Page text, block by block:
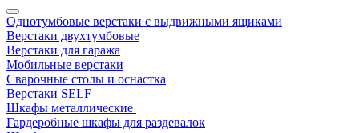
Однотумбовые верстаки с выдвижными ящиками
Верстаки двухтумбовые
Верстаки для гаража
Мобильные верстаки
Сварочные столы и оснастка
Верстаки SELF
Шкафы металлические
Гардеробные шкафы для раздевалок